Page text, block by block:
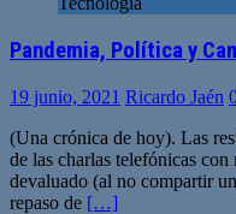
Pandemia, Política y
19 junio, 2021 Ricardo Jaén
(Una crónica de hoy). Las
de las charlas telefónicas
devaluado (al no compartir
repaso de […]